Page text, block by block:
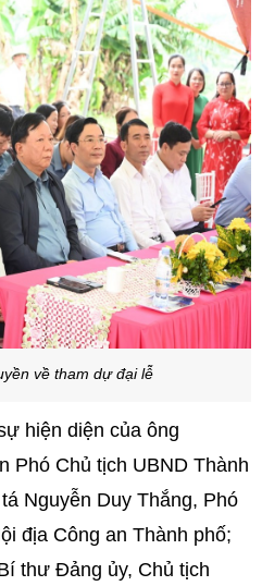
về tham dự đại lễ
hiện diện của ông
Phó Chủ tịch UBND Thành
Nguyễn Duy Thắng, Phó
địa Công an Thành phố;
thư Đảng ủy, Chủ tịch